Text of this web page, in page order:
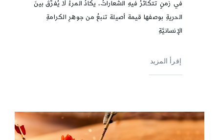
في زمنٍ تتكاثرُ فيهِ الشِّعاراتُ، يكادُ المرءُ لا يُفرِّقُ بينَ
الحريةِ بوصفها قيمة أصيلة تنبعُ من جوهرِ الكرامةِ
الإنسانيَّةِ
إقرأ المزيد